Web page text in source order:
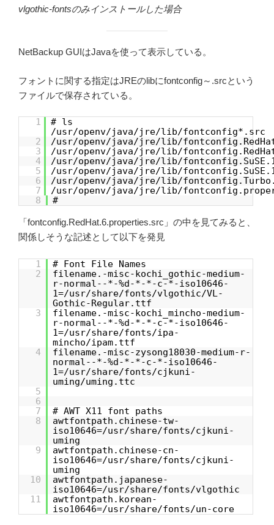
vlgothic-fontsのみインストールした場合
NetBackup GUIはJavaを使って表示している。
フォントに関する指定はJREのlibにfontconfig～.srcという
ファイルで保存されている。
1
# ls
/usr/openv/java/jre/lib/fontconfig*.src
2
/usr/openv/java/jre/lib/
3
/usr/openv/java/jre/lib/
4
/usr/openv/java/jre/lib/
5
/usr/openv/java/jre/lib/
6
/usr/openv/java/jre/lib/
7
/usr/openv/java/jre/lib/
8
#
「fontconfig.RedHat.6.properties.src」の中を見てみると、
関係しそうな記述として以下を発見
1
# Font File Names
2
filename.-misc-kochi_gothic-medium-
r-normal--*-%d-*-*-c-*-iso10646-
1=/usr/share/fonts/vlgothic/VL-
Gothic-Regular.ttf
3
filename.-misc-kochi_mincho-medium-
r-normal--*-%d-*-*-c-*-iso10646-
1=/usr/share/fonts/ipa-
mincho/ipam.ttf
4
filename.-misc-zysong18030-medium-r-
normal--*-%d-*-*-c-*-iso10646-
1=/usr/share/fonts/cjkuni-
uming/uming.ttc
5
6
7
# AWT X11 font paths
8
awtfontpath.chinese-tw-
iso10646=/usr/share/fonts/cjkuni-
uming
9
awtfontpath.chinese-cn-
iso10646=/usr/share/fonts/cjkuni-
uming
10
awtfontpath.japanese-
iso10646=/usr/share/fonts/vlgothic
11
awtfontpath.korean-
iso10646=/usr/share/fonts/un-core